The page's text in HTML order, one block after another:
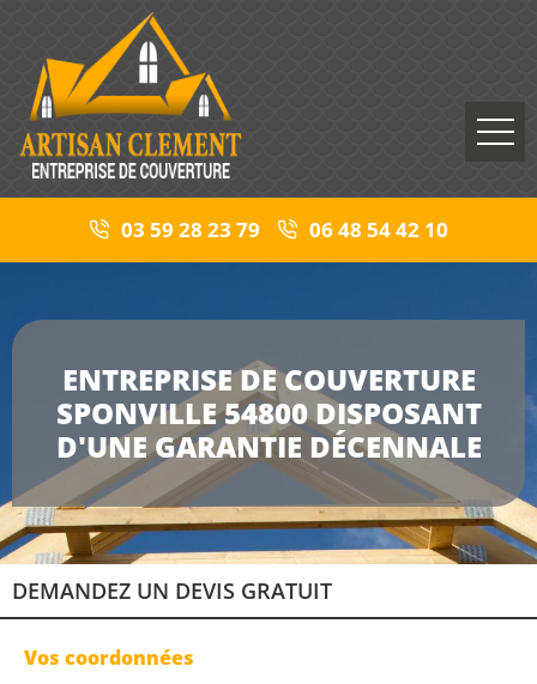
03 59 28 23 79 06 48 54 42 10
ENTREPRISE DE COUVERTURE
SPONVILLE 54800 DISPOSANT
D'UNE GARANTIE DÉCENNALE
DEMANDEZ UN DEVIS GRATUIT
Vos coordonnées